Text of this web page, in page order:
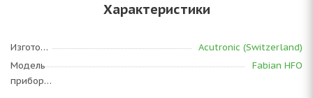
Характеристики
Изготовитель
Acutronic (Switzerland)
Модель
прибора
Fabian HFO